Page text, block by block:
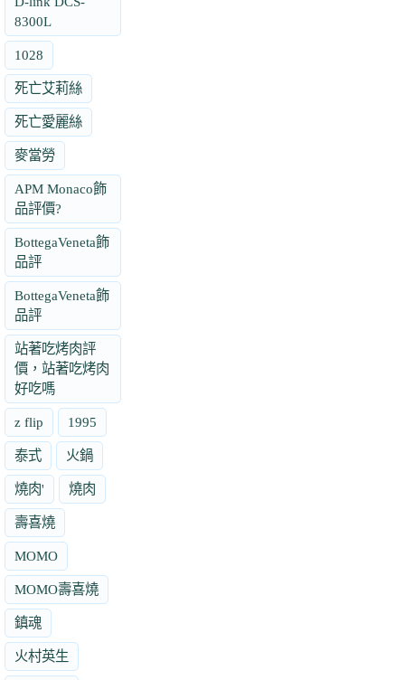
8300L
1028
死亡艾莉絲
死亡愛麗絲
麥當勞
APM Monaco飾
品評價?
BottegaVeneta飾
品評
BottegaVeneta飾
品評
站著吃烤肉評
價，站著吃烤肉
好吃嗎
z flip 1995
泰式 火鍋
燒肉' 燒肉
壽喜燒
MOMO
MOMO壽喜燒
鎮魂
火村英生